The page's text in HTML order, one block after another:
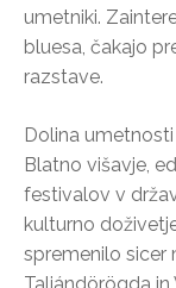
umetniki.
bluesa, čakajo
razstave.
Dolina
Blatno višavje,
festivalov v
kulturno
spremenilo sicer
Taliándörögda